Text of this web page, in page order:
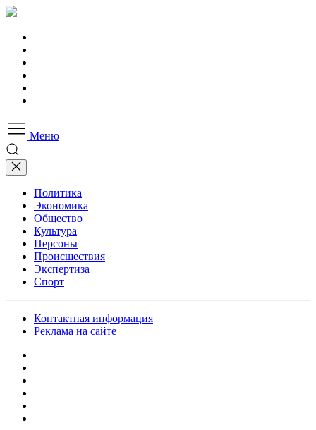
Меню
Политика
Экономика
Общество
Культура
Персоны
Происшествия
Экспертиза
Спорт
Контактная информация
Реклама на сайте